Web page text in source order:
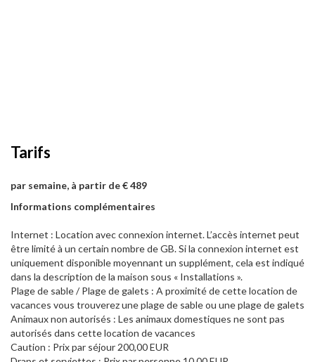
Tarifs
par semaine, à partir de € 489
Informations complémentaires
Internet : Location avec connexion internet. L’accès internet peut
être limité à un certain nombre de GB. Si la connexion internet est
uniquement disponible moyennant un supplément, cela est indiqué
dans la description de la maison sous « Installations ».
Plage de sable / Plage de galets : A proximité de cette location de
vacances vous trouverez une plage de sable ou une plage de galets
Animaux non autorisés : Les animaux domestiques ne sont pas
autorisés dans cette location de vacances
Caution : Prix par séjour 200,00 EUR